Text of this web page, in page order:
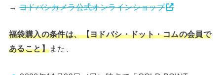
→ヨドバシカメラ公式オンラインショップ
福袋購入の条件は、【ヨドバシ・ドット・コムの会員で
あること】また、